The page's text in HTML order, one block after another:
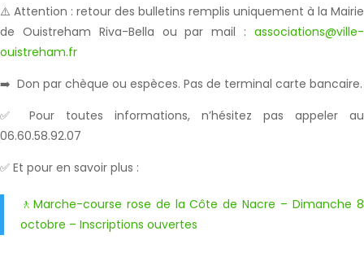
⚠️ Attention : retour des bulletins remplis uniquement à la Mairie
de Ouistreham Riva-Bella ou par mail : associations@ville-
ouistreham.fr
➡️ Don par chèque ou espèces. Pas de terminal carte bancaire.
✅ Pour toutes informations, n’hésitez pas appeler au
06.60.58.92.07
✅ Et pour en savoir plus :
🚶Marche-course rose de la Côte de Nacre – Dimanche 8
octobre – Inscriptions ouvertes